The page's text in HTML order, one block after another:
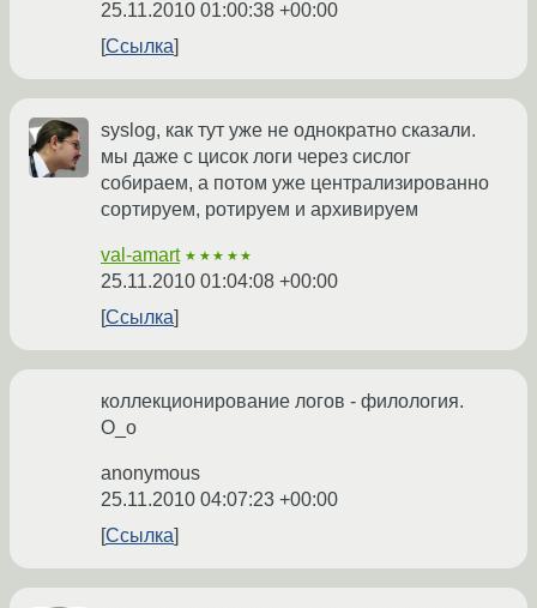
25.11.2010 01:00:38 +00:00
Ссылка
syslog, как тут уже не однократно сказали.
мы даже с цисок логи через сислог
собираем, а потом уже централизированно
сортируем, ротируем и архивируем
val-amart ★★★★★
25.11.2010 01:04:08 +00:00
Ссылка
коллекционирование логов - филология.
О_о
anonymous
25.11.2010 04:07:23 +00:00
Ссылка